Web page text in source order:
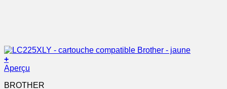
+
Aperçu
BROTHER